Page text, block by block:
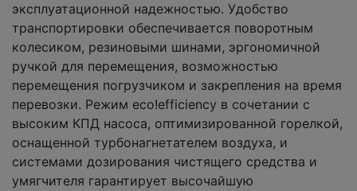
эксплуатационной надежностью. Удобство
транспортировки обеспечивается поворотным
колесиком, резиновыми шинами, эргономичной
ручкой для перемещения, возможностью
перемещения погрузчиком и закрепления на время
перевозки. Режим eco!efficiency в сочетании с
высоким КПД насоса, оптимизированной горелкой,
оснащенной турбонагнетателем воздуха, и
системами дозирования чистящего средства и
умягчителя гарантирует высочайшую